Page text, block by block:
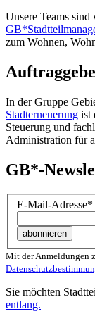
Unsere Teams
zum Wohnen,
In der Gruppe
Stadterneuerung ist
Steuerung und
Administration für
GB*-
E-Mail-Adresse*
Mit der Anmeldungen
Sie möchten
entlang.